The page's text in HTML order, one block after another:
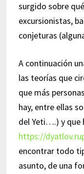
surgido sobre
excursionistas,
conjeturas
A continuación
las teorías que
que más
hay, entre ellas
del Yeti….) y que
https://
encontrar todo
asunto, de una